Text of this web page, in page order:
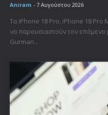
Aniram - 7 Αυγούστου 2026
Τα iPhone 18 Pro, iPhone 18 Pro
να παρουσιαστούν τον
Gurman...